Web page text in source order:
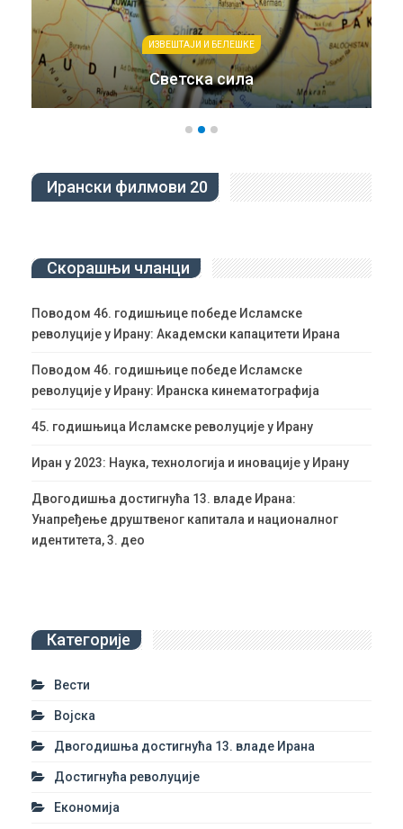
ИЗВЕШТАЈИ И БЕЛЕШКЕ
Светска сила
Ирански филмови 20
Скорашњи чланци
Поводом 46. годишњице победе Исламске
револуције у Ирану: Академски капацитети Ирана
Поводом 46. годишњице победе Исламске
револуције у Ирану: Иранска кинематографија
45. годишњица Исламске револуције у Ирану
Иран у 2023: Наука, технологија и иновације у Ирану
Двогодишња достигнућа 13. владе Ирана:
Унапређење друштвеног капитала и националног
идентитета, 3. део
Категорије
Вести
Војска
Двогодишња достигнућа 13. владе Ирана
Достигнућа револуције
Економија